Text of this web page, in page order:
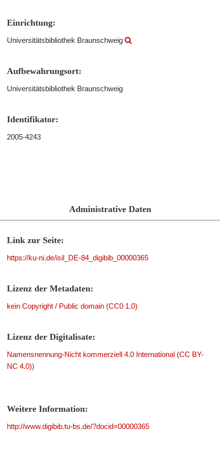
Einrichtung:
Universitätsbibliothek Braunschweig
Aufbewahrungsort:
Universitätsbibliothek Braunschweig
Identifikator:
2005-4243
Administrative Daten
Link zur Seite:
https://ku-ni.de/isil_DE-84_digibib_00000365
Lizenz der Metadaten:
kein Copyright / Public domain (CC0 1.0)
Lizenz der Digitalisate:
Namensnennung-Nicht kommerziell 4.0 International (CC BY-
NC 4.0))
Weitere Information:
http://www.digibib.tu-bs.de/?docid=00000365